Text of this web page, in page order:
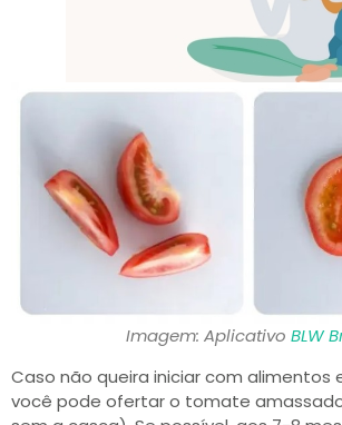
Imagem: Aplicativo BLW
Caso não queira iniciar com alimentos
você pode ofertar o tomate